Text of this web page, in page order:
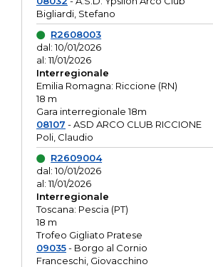
Bigliardi, Stefano
R2608003
dal: 10/01/2026
al: 11/01/2026
Interregionale
Emilia Romagna: Riccione (RN)
18 m
Gara interregionale 18m
08107 - ASD ARCO CLUB RICCIONE
Poli, Claudio
R2609004
dal: 10/01/2026
al: 11/01/2026
Interregionale
Toscana: Pescia (PT)
18 m
Trofeo Gigliato Pratese
09035- Borgo al Cornio
Franceschi, Giovacchino